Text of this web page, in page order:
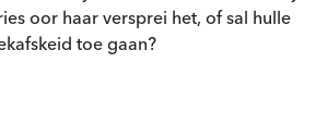
oor haar versprei het, of sal hulle
toe gaan?